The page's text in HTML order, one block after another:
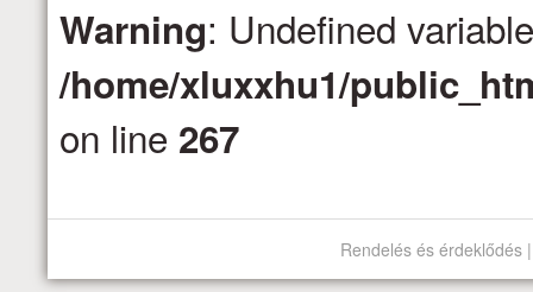
Warning: Undefined
/home/xluxxhu1/
on line 267
Rendelés és érdeklődés